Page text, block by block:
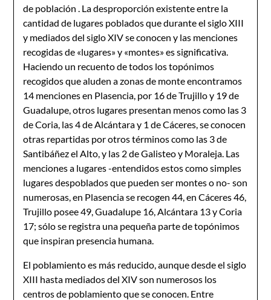
de población . La desproporción existente entre la
cantidad de lugares poblados que durante el siglo XIII
y mediados del siglo XIV se conocen y las menciones
recogidas de «lugares» y «montes» es significativa.
Haciendo un recuento de todos los topónimos
recogidos que aluden a zonas de monte encontramos
14 menciones en Plasencia, por 16 de Trujillo y 19 de
Guadalupe, otros lugares presentan menos como las 3
de Coria, las 4 de Alcántara y 1 de Cáceres, se conocen
otras repartidas por otros términos como las 3 de
Santibáñez el Alto, y las 2 de Galisteo y Moraleja. Las
menciones a lugares -entendidos estos como simples
lugares despoblados que pueden ser montes o no- son
numerosas, en Plasencia se recogen 44, en Cáceres 46,
Trujillo posee 49, Guadalupe 16, Alcántara 13 y Coria
17; sólo se registra una pequeña parte de topónimos
que inspiran presencia humana.
El poblamiento es más reducido, aunque desde el siglo
XIII hasta mediados del XIV son numerosos los
centros de poblamiento que se conocen. Entre